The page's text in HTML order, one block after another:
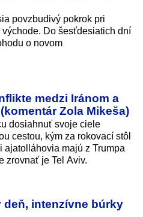
povzbudivý pokrok pri
Do šesťdesiatich dní
o novom
medzi Iránom a
Zola Mikeša)
dosiahnuť svoje ciele
cestou, kým za rokovací stôl
ajatolláhovia majú z Trumpa
zrovnať je Tel Aviv.
intenzívne búrky